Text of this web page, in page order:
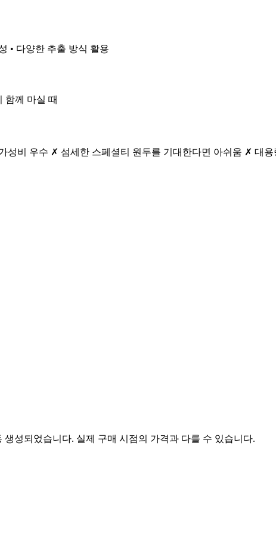
• 다양한 추출 방식 활용
함께 마실 때
비 우수 ✗ 섬세한 스페셜티 원두를 기대한다면 아쉬움 ✗ 대용
성되었습니다. 실제 구매 시점의 가격과 다를 수 있습니다.